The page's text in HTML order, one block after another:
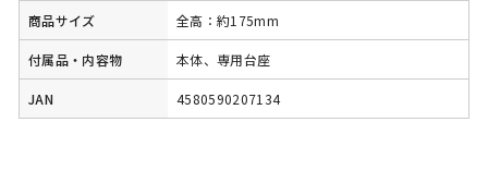
商品サイズ 全高：約175mm
付属品・内容物 本体、専用台座
JAN 4580590207134